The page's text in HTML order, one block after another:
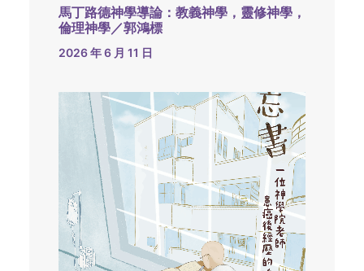
馬丁路德神學導論：教義神學，靈修神學，
倫理神學／郭鴻標
2026 年 6 月 11 日